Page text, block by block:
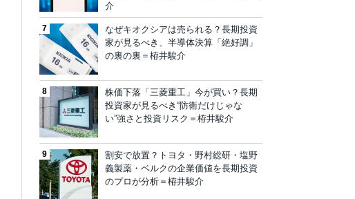
介
なぜキオクシアは売られる？長期投資
家が見るべき、半導体決算「絶好調」
の裏の裏＝栫井駿介
株価下落「三菱重工」今が買い？長期
投資家が見るべき“防衛だけじゃな
い”強さと投資リスク＝栫井駿介
割安で放置？トヨタ・野村総研・塩野
義製薬・ベルクの企業価値を長期投資
のプロが分析＝栫井駿介